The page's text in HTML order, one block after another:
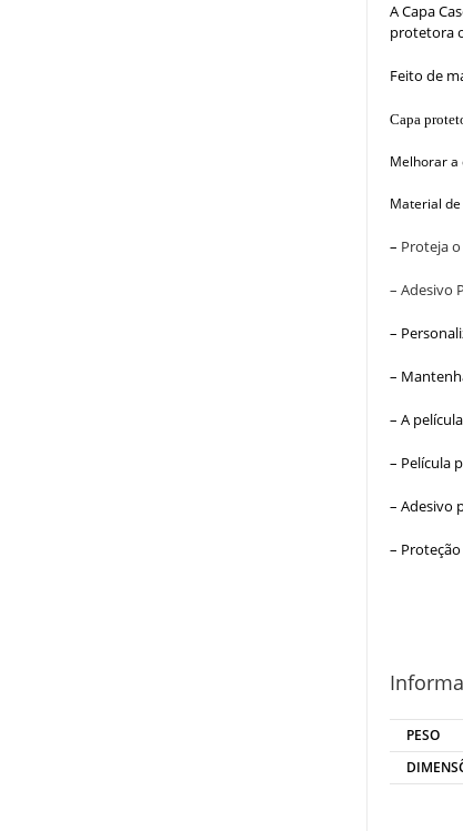
A Capa
protetora
Feito de
Capa
Melhorar a
Material
– Proteja o
– Adesivo
–
–
– A
– Película
– Adesivo
–
PESO